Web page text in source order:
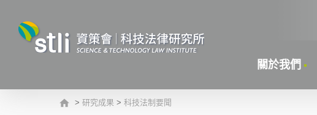
關於我們
> 研究成果 > 科技法制要聞